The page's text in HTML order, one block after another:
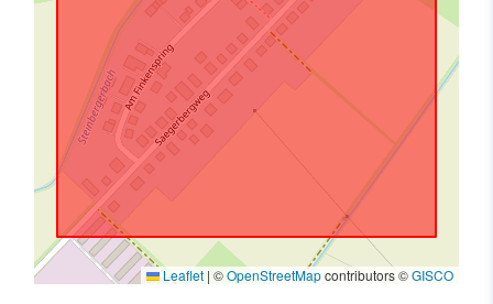
Leaflet | ©OpenStreetMapcontributors ©GISCO